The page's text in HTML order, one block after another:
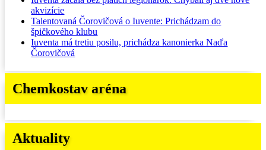
akvizície
Talentovaná Čorovičová o Iuvente: Prichádzam do
špičkového klubu
Iuventa má tretiu posilu, prichádza kanonierka Naďa
Čorovičová
Chemkostav aréna
Aktuality